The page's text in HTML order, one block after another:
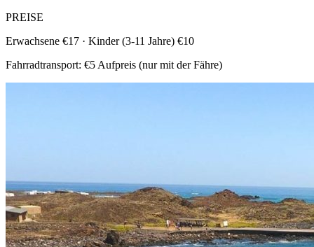
PREISE
Erwachsene €17 · Kinder (3-11 Jahre) €10
Fahrradtransport: €5 Aufpreis (nur mit der Fähre)